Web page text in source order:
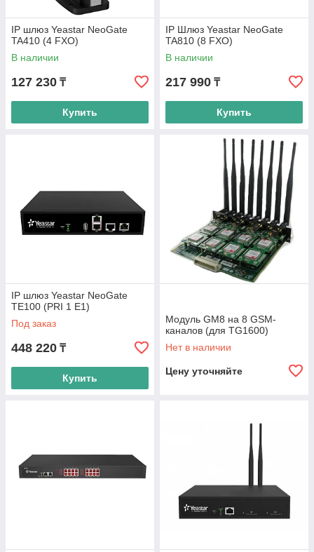
IP шлюз Yeastar NeoGate
TA410 (4 FXO)
В наличии
127 230 ₸
Купить
IP Шлюз Yeastar NeoGate
TA810 (8 FXO)
В наличии
217 990 ₸
Купить
IP шлюз Yeastar NeoGate
TE100 (PRI 1 E1)
Под заказ
448 220 ₸
Купить
Модуль GM8 на 8 GSM-
каналов (для TG1600)
Нет в наличии
Цену уточняйте